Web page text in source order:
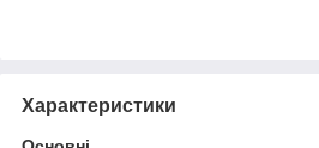
Характеристики